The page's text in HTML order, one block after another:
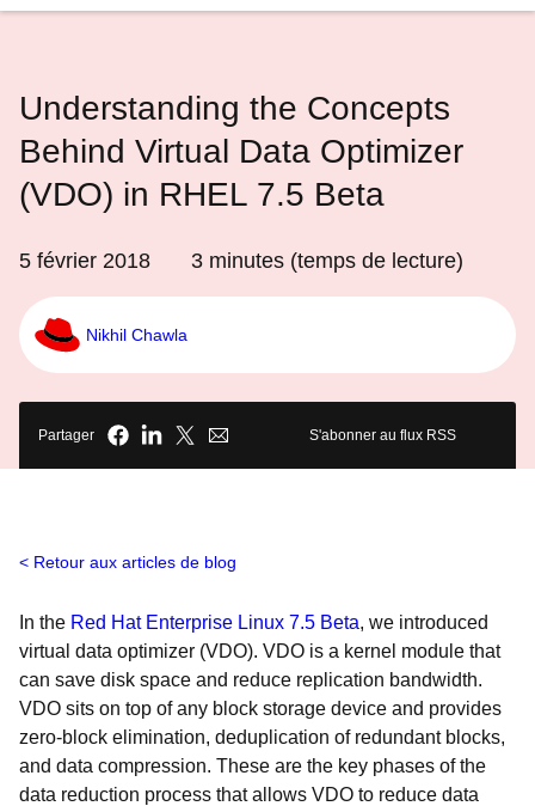
Understanding the Concepts
Behind Virtual Data Optimizer
(VDO) in RHEL 7.5 Beta
5 février 2018 3 minutes (temps de lecture)
Nikhil Chawla
Partager S'abonner au flux RSS
Retour aux articles de blog
In the Red Hat Enterprise Linux 7.5 Beta, we introduced
virtual data optimizer (VDO). VDO is a kernel module that
can save disk space and reduce replication bandwidth.
VDO sits on top of any block storage device and provides
zero-block elimination, deduplication of redundant blocks,
and data compression. These are the key phases of the
data reduction process that allows VDO to reduce data